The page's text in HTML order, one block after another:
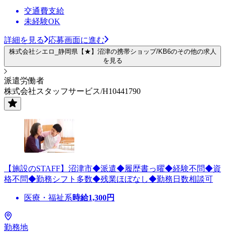
交通費支給
未経験OK
詳細を見る 応募画面に進む
株式会社シエロ_静岡県【★】沼津の携帯ショップ/KB6のその他の求人
を見る
派遣労働者
株式会社スタッフサービス/H10441790
【施設のSTAFF】沼津市◆派遣◆履歴書っ曜◆経験不問◆資
格不問◆勤務シフト多数◆残業ほぼなし◆勤務日数相談可
医療・福祉系時給1,300円
勤務地